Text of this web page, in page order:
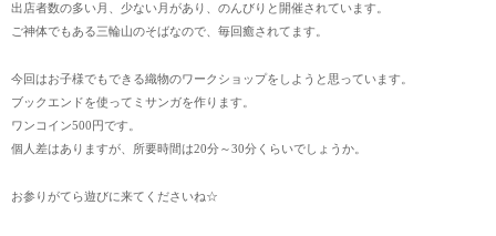
出店者数の多い月、少ない月があり、のんびりと開催されています。
ご神体でもある三輪山のそばなので、毎回癒されてます。
今回はお子様でもできる織物のワークショップをしようと思っています。
ブックエンドを使ってミサンガを作ります。
ワンコイン500円です。
個人差はありますが、所要時間は20分～30分くらいでしょうか。
お参りがてら遊びに来てくださいね☆